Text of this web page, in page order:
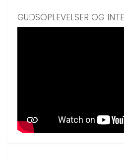
GUDSOPLEVELSER OG